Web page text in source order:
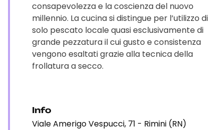
consapevolezza e la coscienza del nuovo
millennio. La cucina si distingue per l’utilizzo di
solo pescato locale quasi esclusivamente di
grande pezzatura il cui gusto e consistenza
vengono esaltati grazie alla tecnica della
frollatura a secco.
Info
Viale Amerigo Vespucci, 71 - Rimini (RN)